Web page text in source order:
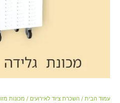
עמוד הבית / השכרת ציוד לאירועים / מכונות